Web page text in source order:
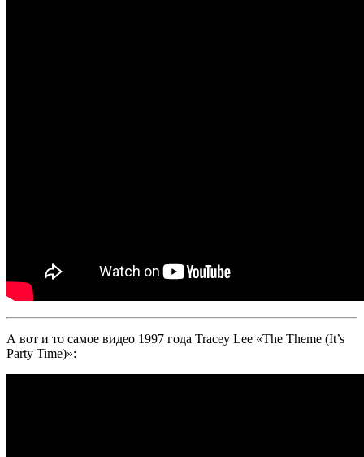
А вот и то самое видео 1997 года Tracey Lee «The Theme (It’s
Party Time)»: